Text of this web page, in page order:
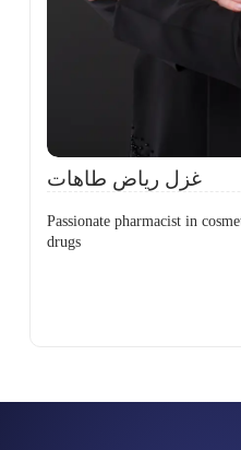
غزل رياض طاهات
Passionate pharmacist in
drugs